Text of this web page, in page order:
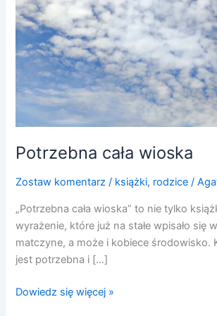
Potrzebna cała wioska
Zostaw komentarz / książki, rodzice /
„Potrzebna cała wioska” to nie tylko
wyrażenie, które już na stałe wpisało się
matczyne, a może i kobiece środowisko.
jest potrzebna i […]
Dowiedz się więcej »